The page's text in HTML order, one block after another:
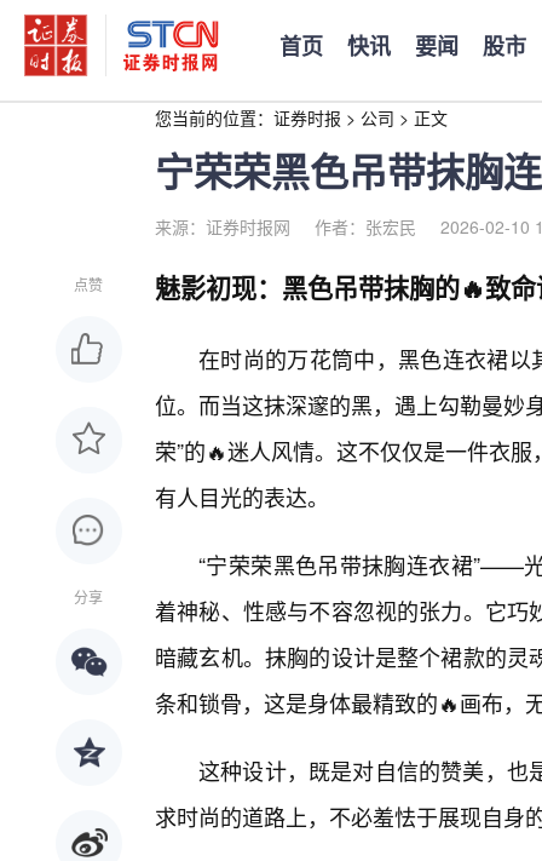
首页 快讯 要闻 股市
您当前的位置： 证券时报 > 公司 > 正文
宁荣荣黑色吊带抹胸
来源：证券时报网 作者：张宏民 2026-02-10
点赞
分享
魅影初现：黑色吊带抹胸的🔥致
在时尚的万花筒中，黑色连衣裙
位。而当这抹深邃的黑，遇上勾勒曼妙
荣”的🔥迷人风情。这不仅仅是一件衣
有人目光的表达。
“宁荣荣黑色吊带抹胸连衣裙”——
着神秘、性感与不容忽视的张力。它
暗藏玄机。抹胸的设计是整个裙款的
条和锁骨，这是身体最精致的🔥画布，
这种设计，既是对自信的赞美，也
求时尚的道路上，不必羞怯于展现自身